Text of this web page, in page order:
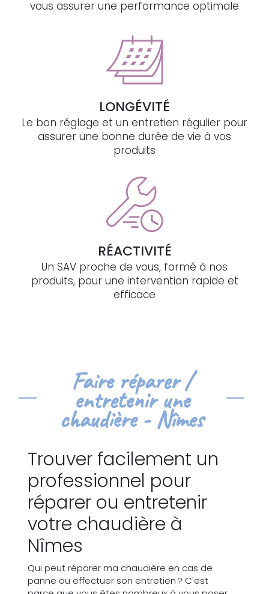
vous assurer une performance optimale
LONGÉVITÉ
Le bon réglage et un entretien régulier pour
assurer une bonne durée de vie à vos
produits
RÉACTIVITÉ
Un SAV proche de vous, formé à nos
produits, pour une intervention rapide et
efficace
Faire réparer /
entretenir une
chaudière - Nîmes
Trouver facilement un
professionnel pour
réparer ou entretenir
votre chaudière à
Nîmes
Qui peut réparer ma chaudière en cas de
panne ou effectuer son entretien ? C'est